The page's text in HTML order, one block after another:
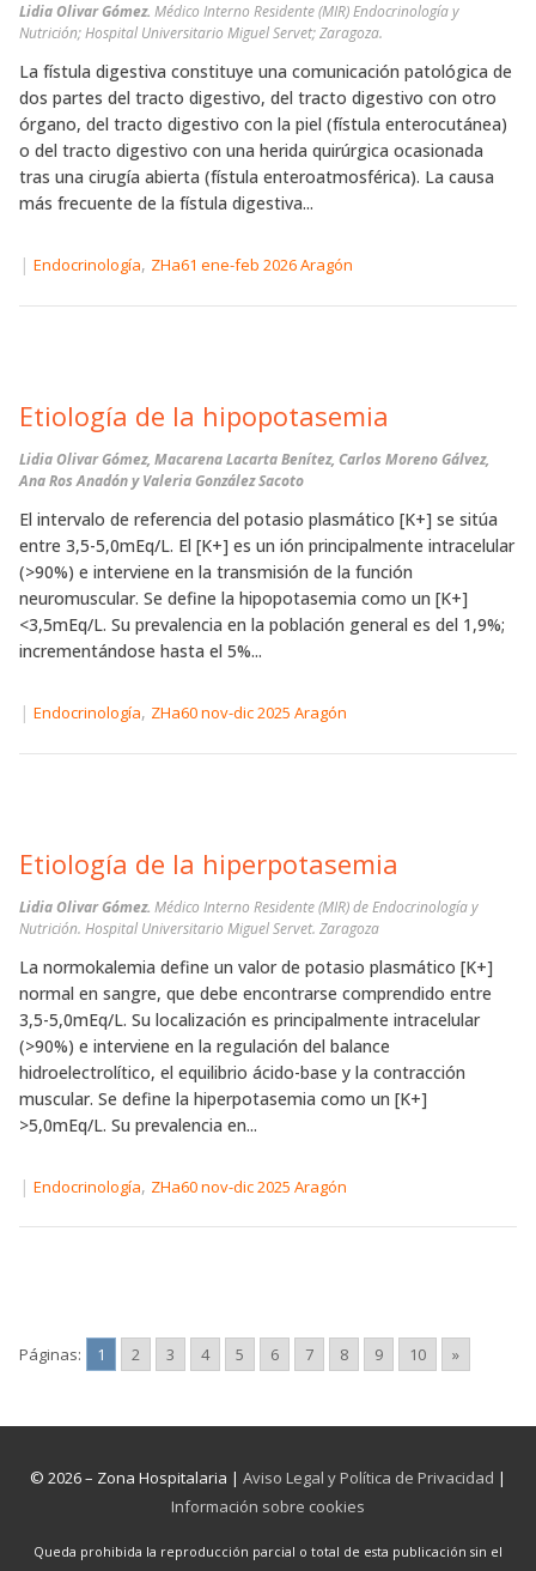
Lidia Olivar Gómez. Médico Interno Residente (MIR) Endocrinología y
Nutrición; Hospital Universitario Miguel Servet; Zaragoza.
La fístula digestiva constituye una comunicación patológica de
dos partes del tracto digestivo, del tracto digestivo con otro
órgano, del tracto digestivo con la piel (fístula enterocutánea)
o del tracto digestivo con una herida quirúrgica ocasionada
tras una cirugía abierta (fístula enteroatmosférica). La causa
más frecuente de la fístula digestiva...
| Endocrinología, ZHa61 ene-feb 2026 Aragón
Etiología de la hipopotasemia
Lidia Olivar Gómez, Macarena Lacarta Benítez, Carlos Moreno Gálvez,
Ana Ros Anadón y Valeria González Sacoto
El intervalo de referencia del potasio plasmático [K+] se sitúa
entre 3,5-5,0mEq/L. El [K+] es un ión principalmente intracelular
(>90%) e interviene en la transmisión de la función
neuromuscular. Se define la hipopotasemia como un [K+]
<3,5mEq/L. Su prevalencia en la población general es del 1,9%;
incrementándose hasta el 5%...
| Endocrinología, ZHa60 nov-dic 2025 Aragón
Etiología de la hiperpotasemia
Lidia Olivar Gómez. Médico Interno Residente (MIR) de Endocrinología y
Nutrición. Hospital Universitario Miguel Servet. Zaragoza
La normokalemia define un valor de potasio plasmático [K+]
normal en sangre, que debe encontrarse comprendido entre
3,5-5,0mEq/L. Su localización es principalmente intracelular
(>90%) e interviene en la regulación del balance
hidroelectrolítico, el equilibrio ácido-base y la contracción
muscular. Se define la hiperpotasemia como un [K+]
>5,0mEq/L. Su prevalencia en...
| Endocrinología, ZHa60 nov-dic 2025 Aragón
Páginas: 1 2 3 4 5 6 7 8 9 10 »
© 2026 – Zona Hospitalaria | Aviso Legal y Política de Privacidad |
Información sobre cookies
Queda prohibida la reproducción parcial o total de esta publicación sin el